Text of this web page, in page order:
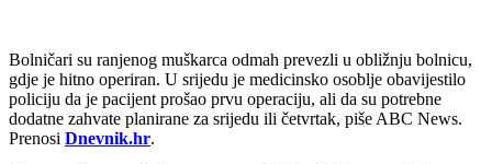
Bolničari su ranjenog muškarca odmah prevezli u obližnju bolnicu,
gdje je hitno operiran. U srijedu je medicinsko osoblje obavijestilo
policiju da je pacijent prošao prvu operaciju, ali da su potrebne
dodatne zahvate planirane za srijedu ili četvrtak, piše ABC News.
Prenosi Dnevnik.hr.